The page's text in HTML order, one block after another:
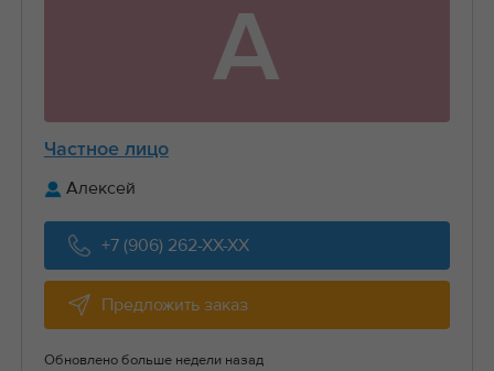
А
Частное лицо
Алексей
+7 (906) 262-XX-XX
Предложить заказ
Обновлено больше недели назад